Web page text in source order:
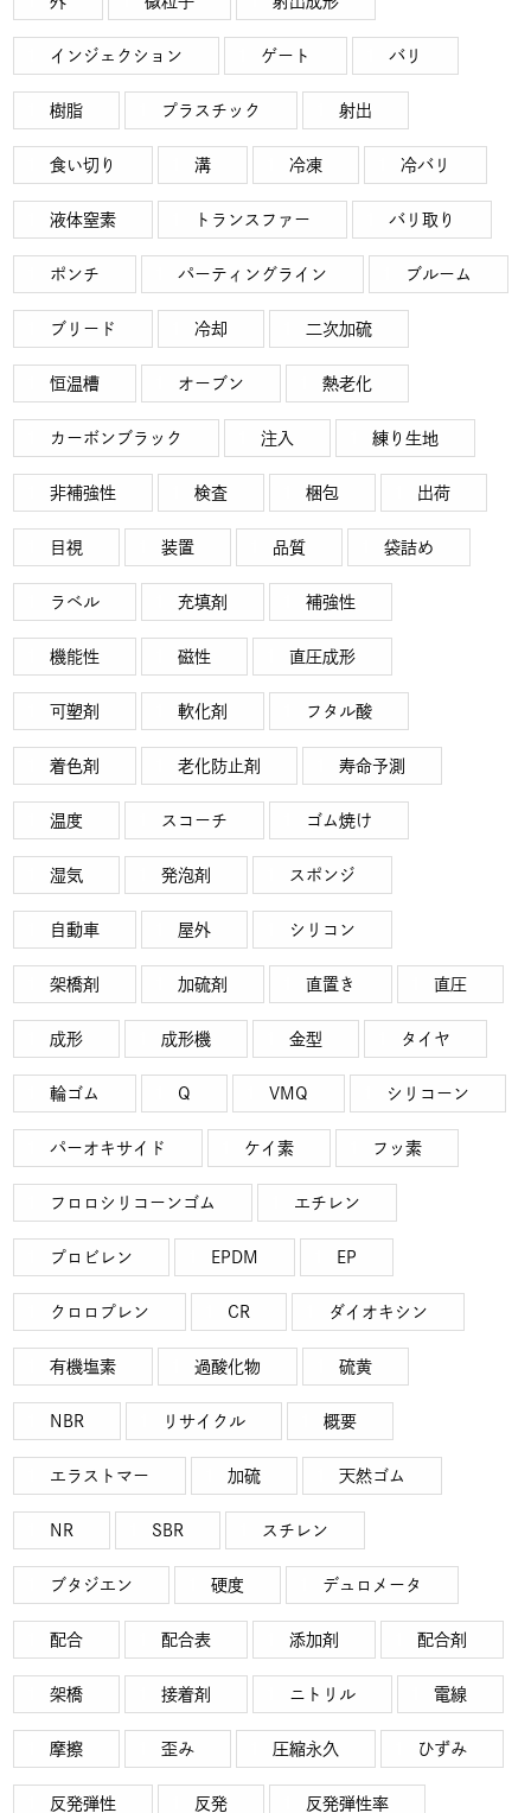
インジェクション ゲート バリ
樹脂 プラスチック 射出
食い切り 溝 冷凍 冷バリ
液体窒素 トランスファー バリ取り
ポンチ パーティングライン ブルーム
ブリード 冷却 二次加硫
恒温槽 オーブン 熱老化
カーボンブラック 注入 練り生地
非補強性 検査 梱包 出荷
目視 装置 品質 袋詰め
ラベル 充填剤 補強性
機能性 磁性 直圧成形
可塑剤 軟化剤 フタル酸
着色剤 老化防止剤 寿命予測
温度 スコーチ ゴム焼け
湿気 発泡剤 スポンジ
自動車 屋外 シリコン
架橋剤 加硫剤 直置き 直圧
成形 成形機 金型 タイヤ
輪ゴム Q VMQ シリコーン
パーオキサイド ケイ素 フッ素
フロロシリコーンゴム エチレン
プロビレン EPDM EP
クロロプレン CR ダイオキシン
有機塩素 過酸化物 硫黄
NBR リサイクル 概要
エラストマー 加硫 天然ゴム
NR SBR スチレン
ブタジエン 硬度 デュロメータ
配合 配合表 添加剤 配合剤
架橋 接着剤 ニトリル 電線
摩擦 歪み 圧縮永久 ひずみ
反発弾性 反発 反発弾性率